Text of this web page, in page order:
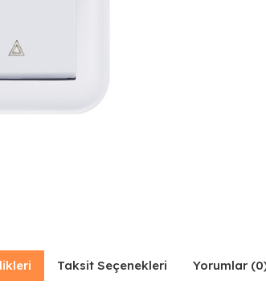
Taksit Seçenekleri Yorumlar